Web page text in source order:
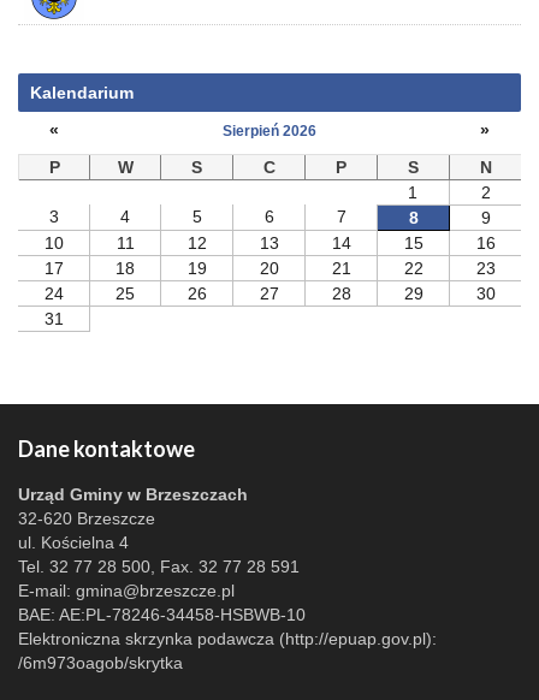
Kalendarium
«
Sierpień 2026
»
P
W S C P S
N
1
2
3
4 5 6 7 8
9
10
11 12 13 14 15
16
17
18 19 20 21 22
23
24
25 26 27 28 29
30
31
Dane kontaktowe
Urząd Gminy w Brzeszczach
32-620 Brzeszcze
ul. Kościelna 4
Tel. 32 77 28 500, Fax. 32 77 28 591
E-mail: gmina@brzeszcze.pl
BAE: AE:PL-78246-34458-HSBWB-10
Elektroniczna skrzynka podawcza (http://epuap.gov.pl):
/6m973oagob/skrytka